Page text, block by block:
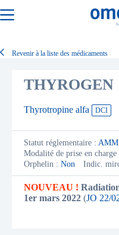
au
Revenir à la liste des médicaments
THYROGEN
Thyrotropine alfa DCI
Statut réglementaire : AMM
Modalité de prise en charge
Orphelin : Non Indic.
NOUVEAU !
1er mars 2022 (JO 22/